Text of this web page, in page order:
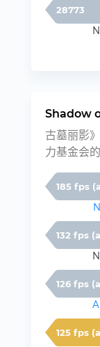
28773
Shadow
古墓丽影
力基金会
185 fps
132 fps
126 fps
125 fps